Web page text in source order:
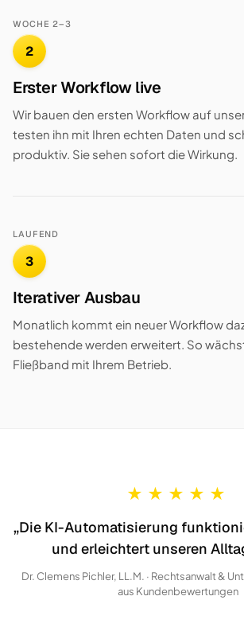
WOCHE 2–3
2
Erster Workflow live
Wir bauen den ersten Workflow auf
testen ihn mit Ihren echten Daten und
produktiv. Sie sehen sofort die Wirkung.
LAUFEND
3
Iterativer Ausbau
Monatlich kommt ein neuer Workflow
bestehende werden erweitert. So
Fließband mit Ihrem Betrieb.
★ ★ ★ ★ ★
„Die KI-Automatisierung
und erleichtert unseren
Dr. Clemens Pichler, LL.M. · Rechtsanwalt &
aus Kundenbewertungen